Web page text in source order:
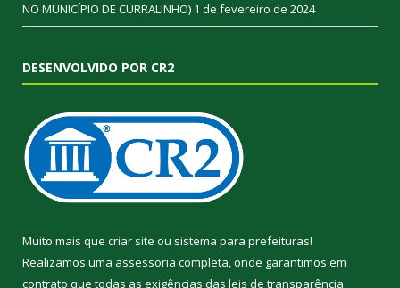
NO MUNICÍPIO DE CURRALINHO) 1 de fevereiro de 2024
DESENVOLVIDO POR CR2
Muito mais que criar site ou sistema para prefeituras!
Realizamos uma assessoria completa, onde garantimos em
contrato que todas as exigências das leis de transparência